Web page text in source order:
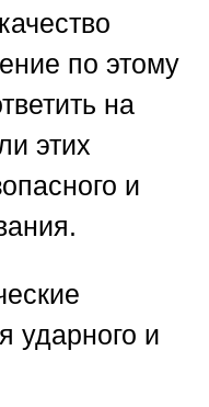
по этому
на
этих
и
ударного и